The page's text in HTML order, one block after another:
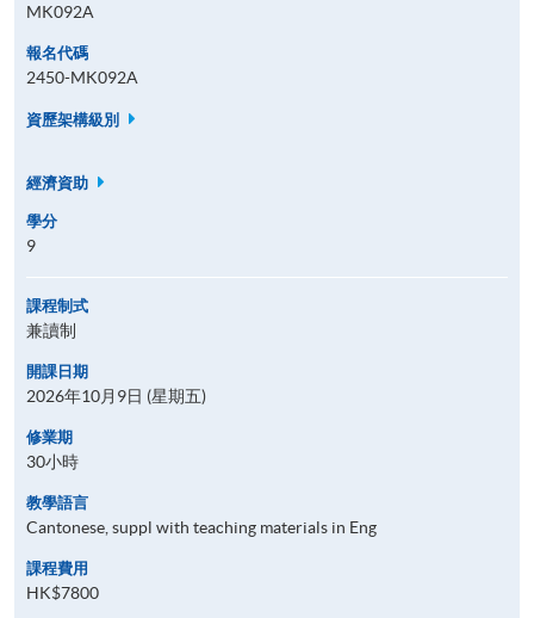
MK092A
報名代碼
2450-MK092A
資歷架構級別
經濟資助
學分
9
課程制式
兼讀制
開課日期
2026年10月9日 (星期五)
修業期
30小時
教學語言
Cantonese, suppl with teaching materials in Eng
課程費用
HK$7800